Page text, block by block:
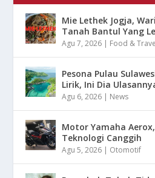
Mie Lethek Jogja,
Tanah Bantul Yang
Agu 7, 2026 | Food &
Pesona Pulau
Lirik, Ini Dia
Agu 6, 2026 | News
Motor Yamaha
Teknologi Canggih
Agu 5, 2026 | Otomotif